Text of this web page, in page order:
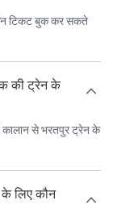
टिकट बुक कर सकते
की ट्रेन के
से भरतपुर ट्रेन के
लिए कौन